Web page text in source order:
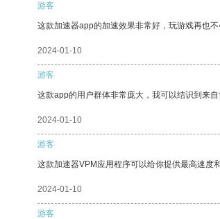
游客
这款加速器app的加速效果非常好，玩游戏再也
2024-01-10
游客
这款app的用户群体非常庞大，我可以结识到来自
2024-01-10
游客
这款加速器VPM应用程序可以给你提供最高速度
2024-01-10
游客